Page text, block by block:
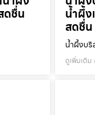
ดชื่น น้ำผึ้
สดชื่น
น้ำผึ้งบ
ดูเพิ่มเติม